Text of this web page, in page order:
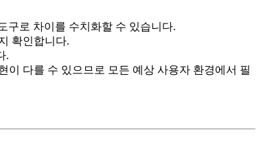
구로 차이를 수치화할 수 있습니다.
확인합니다.
.
이 다를 수 있으므로 모든 예상 사용자 환경에서 필